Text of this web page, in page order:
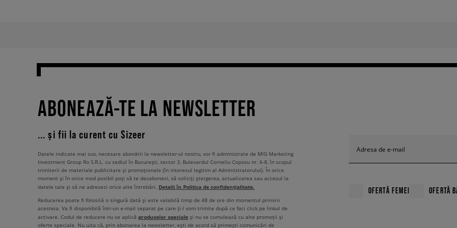
ABONEAZĂ-TE LA NEWSLETTER
... și fii la curent cu Sizeer
Adresa de e-mail
OFERTĂ FEMEI OFERTĂ
Datele indicate mai sus, necesare abonării la newsletter-ul nostru, vor fi administrate de MIG Marketing
Investment Group Ro S.R.L. cu sediul în București, sector 3, Bulevardul Corneliu Coposu nr. 6-8, în scopul
trimiterii de materiale publicitare și promoționale (în interesul legitim al Administratorului). În orice
moment și în orice mod posibil poți să te dezabonezi, să soliciți ștergerea, actualizarea sau accesul la
datele tale și să ne adresezi orice alte întrebări. Detalii în Politica de confidențialitate.
Reducerea poate fi folosită o singură dată și este valabilă timp de 48 de ore din momentul primirii
acesteia. Va fi disponibilă într-un e-mail separat pe care ți-l vom trimite după ce faci click pe linkul de
activare. Codul de reducere nu se aplică produselor speciale și nu se cumulează cu alte promoții și
oferte speciale. Nu uita că, prin abonarea la newsletter, ești de acord să primești comunicări de